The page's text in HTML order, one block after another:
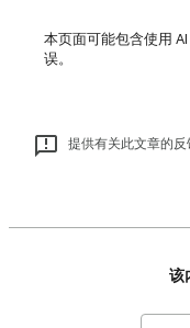
本页面可能包含使用
误。
提供有关此文章的反
该